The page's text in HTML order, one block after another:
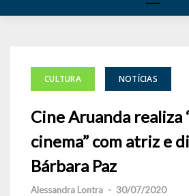
CULTURA NOTÍCIAS
Cine Aruanda realiza
cinema” com atriz e
Bárbara Paz
Alessandra Lontra - 30/07/2020